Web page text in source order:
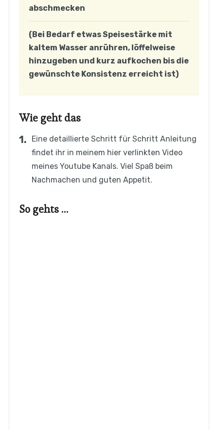
abschmecken
(Bei Bedarf etwas Speisestärke mit
kaltem Wasser anrühren, löffelweise
hinzugeben und kurz aufkochen bis die
gewünschte Konsistenz erreicht ist)
Wie geht das
Eine detaillierte Schritt für Schritt Anleitung
findet ihr in meinem hier verlinkten Video
meines Youtube Kanals. Viel Spaß beim
Nachmachen und guten Appetit.
So gehts …